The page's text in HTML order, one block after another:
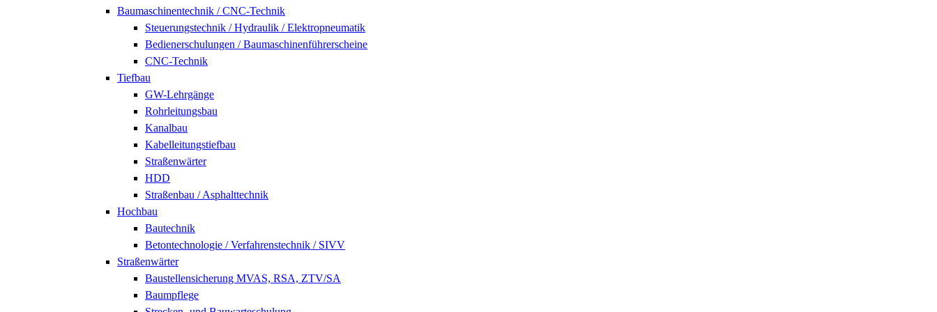
Baumaschinentechnik / CNC-Technik
Steuerungstechnik / Hydraulik / Elektropneumatik
Bedienerschulungen / Baumaschinenführerscheine
CNC-Technik
Tiefbau
GW-Lehrgänge
Rohrleitungsbau
Kanalbau
Kabelleitungstiefbau
Straßenwärter
HDD
Straßenbau / Asphalttechnik
Hochbau
Bautechnik
Betontechnologie / Verfahrenstechnik / SIVV
Straßenwärter
Baustellensicherung MVAS, RSA, ZTV/SA
Baumpflege